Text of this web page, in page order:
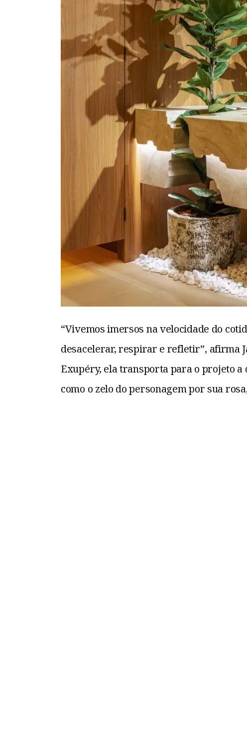
“Vivemos imersos na velocidade do
desacelerar, respirar e refletir”, afirma
Exupéry, ela transporta para o projeto
como o zelo do personagem por sua